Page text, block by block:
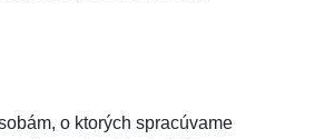
o ktorých spracúvame